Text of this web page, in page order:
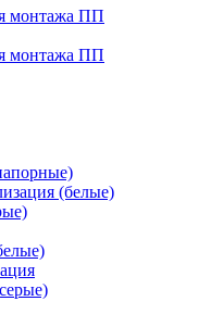
монтажа ПП
монтажа ПП
(белые)